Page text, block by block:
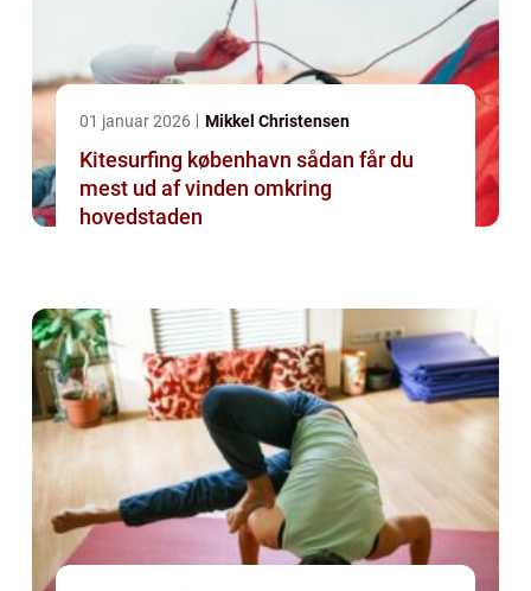
01 januar 2026 Mikkel Christensen
Kitesurfing københavn sådan får du
mest ud af vinden omkring
hovedstaden